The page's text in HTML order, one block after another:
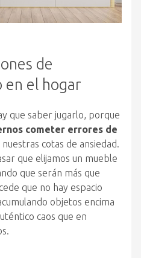
de
en el hogar
que saber jugarlo, porque
cometer errores de
cotas de ansiedad.
que elijamos un mueble
que serán más que
que no hay espacio
objetos encima
caos que en